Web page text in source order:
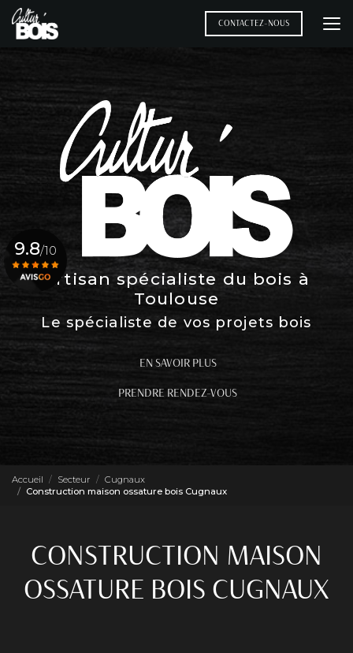
Aller
au
contenu
CONTACTEZ-NOUS
Artisan spécialiste du bois à
Toulouse
Le spécialiste de vos projets bois
EN SAVOIR PLUS
PRENDRE RENDEZ-VOUS
9.8/10
Accueil Secteur
Cugnaux
Construction maison ossature bois Cugnaux
CONSTRUCTION MAISON
OSSATURE BOIS CUGNAUX